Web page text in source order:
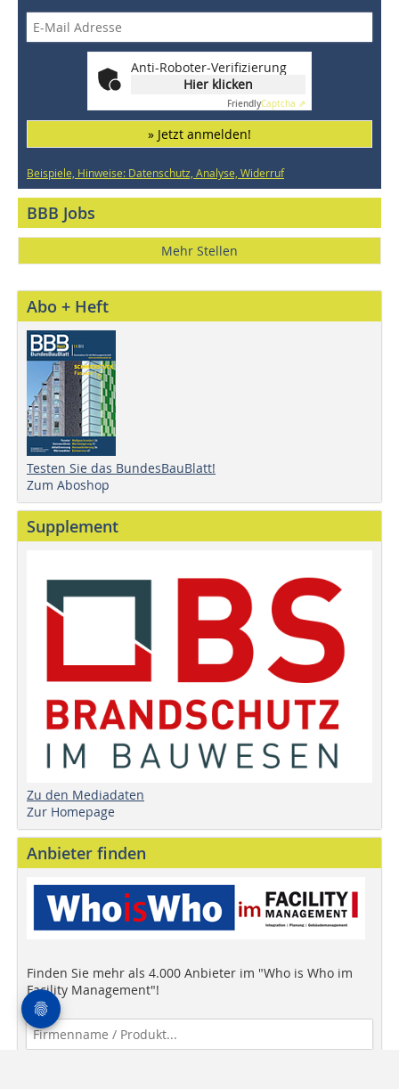
Anti-Roboter-Verifizierung
Hier klicken
FriendlyCaptcha ⇗
» Jetzt anmelden!
Beispiele, Hinweise: Datenschutz, Analyse, Widerruf
BBB Jobs
Mehr Stellen
Abo + Heft
Testen Sie das BundesBauBlatt!
Zum Aboshop
Supplement
Zu den Mediadaten
Zur Homepage
Anbieter finden
Finden Sie mehr als 4.000 Anbieter im "Who is Who im
Facility Management"!